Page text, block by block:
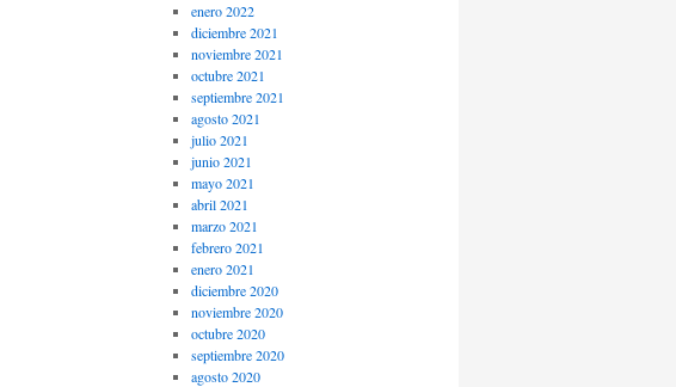
enero 2022
diciembre 2021
noviembre 2021
octubre 2021
septiembre 2021
agosto 2021
julio 2021
junio 2021
mayo 2021
abril 2021
marzo 2021
febrero 2021
enero 2021
diciembre 2020
noviembre 2020
octubre 2020
septiembre 2020
agosto 2020